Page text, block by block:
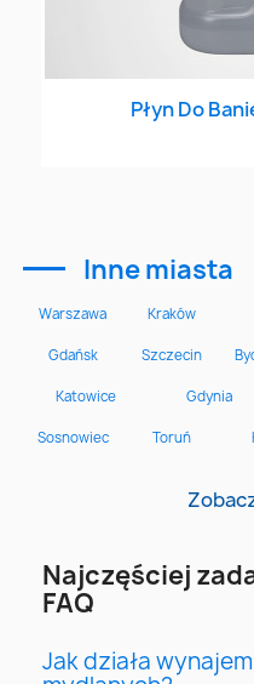
Płyn Do
Inne miasta
Najczęściej
FAQ
Jak działa